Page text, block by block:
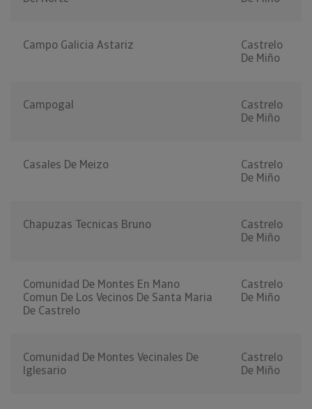
Campo Galicia Astariz
Castrelo
De Miño
Campogal
Castrelo
De Miño
Casales De Meizo
Castrelo
De Miño
Chapuzas Tecnicas Bruno
Castrelo
De Miño
Comunidad De Montes En Mano
Comun De Los Vecinos De Santa Maria
De Castrelo
Castrelo
De Miño
Comunidad De Montes Vecinales De
Iglesario
Castrelo
De Miño